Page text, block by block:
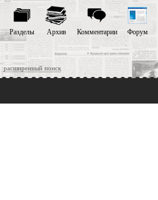
расширенный поиск
Разделы Архив Комментарии Форум